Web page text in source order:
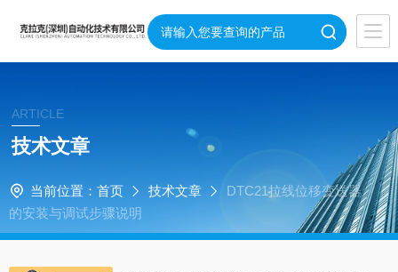
ARTICLE
技术文章
当前位置： 首页 技术文章
DTC21拉线位移变送器
的安装与调试步骤说明